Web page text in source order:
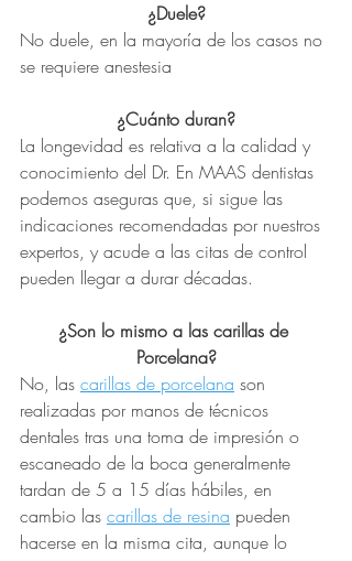
¿Duele?
No duele, en la mayoría de los casos no
se requiere anestesia
¿Cuánto duran?
La longevidad es relativa a la calidad y
conocimiento del Dr. En MAAS dentistas
podemos aseguras que, si sigue las
indicaciones recomendadas por nuestros
expertos, y acude a las citas de control
pueden llegar a durar décadas.
¿Son lo mismo a las carillas de
Porcelana?
No, las carillas de porcelana son
realizadas por manos de técnicos
dentales tras una toma de impresión o
escaneado de la boca generalmente
tardan de 5 a 15 días hábiles, en
cambio las carillas de resina pueden
hacerse en la misma cita, aunque lo